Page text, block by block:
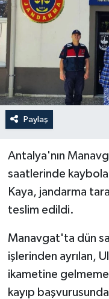
Paylaş
Antalya'nın
saatlerinde
Kaya, jandarma
teslim edildi.
Manavgat'ta dün
işlerinden ayrılan,
ikametine
kayıp